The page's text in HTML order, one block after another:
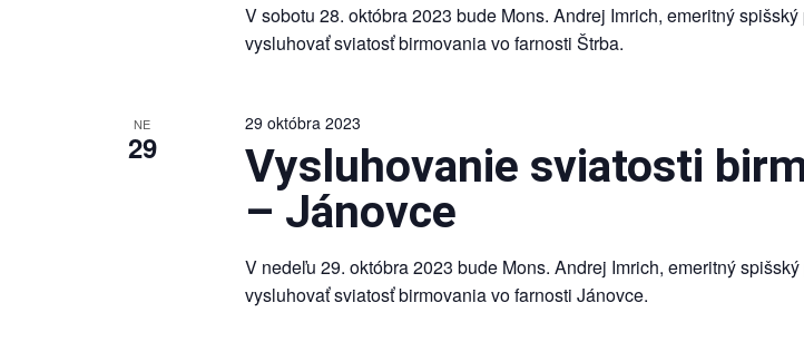
V sobotu 28. októbra 2023 bude Mons. Andrej Imrich, emeritný
vysluhovať sviatosť birmovania vo farnosti Štrba.
NE
29
29 októbra 2023
Vysluhovanie sviatosti
– Jánovce
V nedeľu 29. októbra 2023 bude Mons. Andrej Imrich, emeritný
vysluhovať sviatosť birmovania vo farnosti Jánovce.